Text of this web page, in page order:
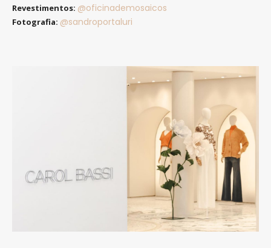
Revestimentos: @oficinademosaicos
Fotografia: @sandroportaluri